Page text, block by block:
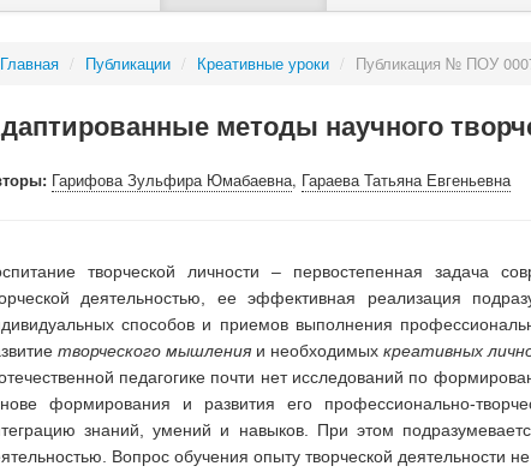
Главная / Публикации / Креативные уроки / Публикация № ПОУ
методы научного
Гарифова Зульфира Юмабаевна, Гараева Татьяна Евгеньевна
творческой личности – первостепенная задача
деятельностью, ее эффективная реализация
способов и приемов выполнения
творческого мышленияи необходимых креативных
педагогике почти нет исследований по
формирования и развития его профессионально-
знаний, умений и навыков. При этом
Вопрос обучения опыту творческой деятельности